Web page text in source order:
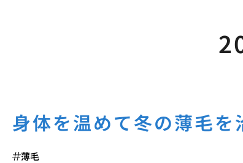
身体を温めて冬の薄毛
薄毛